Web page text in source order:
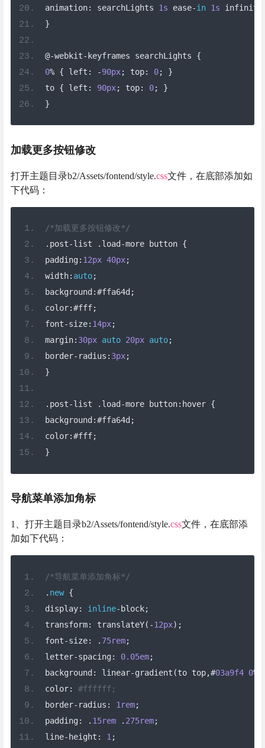
animation: searchLights 1s ease-in 1s infinite
}
@-webkit- keyframes searchLights {
0% { left : -90px; top: 0;
}
to { left : 90px; top: 0;
}
}
加载更多按钮修改
打开主题目录b2/Assets/fontend/style.css文件，在底部添加如
下代码：
/*加载更多按钮修改*/
. post-list . load -more button {
padding : 12px 40px;
width: auto;
background :#ffa64d ;
color:#fff;
font-size: 14px;
margin: 30px auto 20px auto;
border- radius : 3px;
}
. post-list . load -more button: hover {
background :#ffa64d ;
color:#fff;
}
导航菜单添加角标
1、打开主题目录b2/Assets/fontend/style.css文件，在底部添
加如下代码：
/*导航菜单添加角标*/
. new {
display: inline- block;
transform: translateY(-12px);
font-size: . 75rem;
letter-spacing : 0.05em;
background : linear-gradient (to top,#03a9f4 0
color:
#ffffff;
border- radius : 1rem;
padding : . 15rem . 275rem;
line- height : 1 ;